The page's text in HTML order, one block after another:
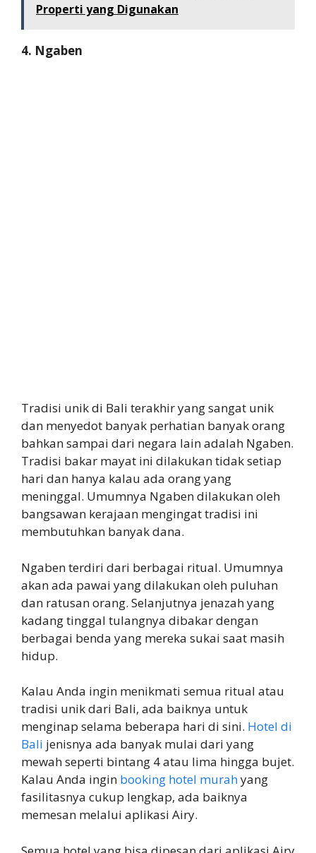
Properti yang Digunakan
4. Ngaben
Tradisi unik di Bali terakhir yang sangat unik
dan menyedot banyak perhatian banyak orang
bahkan sampai dari negara lain adalah Ngaben.
Tradisi bakar mayat ini dilakukan tidak setiap
hari dan hanya kalau ada orang yang
meninggal. Umumnya Ngaben dilakukan oleh
bangsawan kerajaan mengingat tradisi ini
membutuhkan banyak dana.
Ngaben terdiri dari berbagai ritual. Umumnya
akan ada pawai yang dilakukan oleh puluhan
dan ratusan orang. Selanjutnya jenazah yang
kadang tinggal tulangnya dibakar dengan
berbagai benda yang mereka sukai saat masih
hidup.
Kalau Anda ingin menikmati semua ritual atau
tradisi unik dari Bali, ada baiknya untuk
menginap selama beberapa hari di sini. Hotel di
Bali jenisnya ada banyak mulai dari yang
mewah seperti bintang 4 atau lima hingga bujet.
Kalau Anda ingin booking hotel murahyang
fasilitasnya cukup lengkap, ada baiknya
memesan melalui aplikasi Airy.